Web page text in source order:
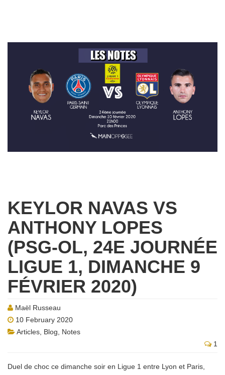
KEYLOR NAVAS VS
ANTHONY LOPES
(PSG-OL, 24E JOURNÉE
LIGUE 1, DIMANCHE 9
FÉVRIER 2020)
Maël Russeau
10 February 2020
Articles Blog
Notes
1
Duel de choc ce dimanche soir en Ligue 1 entre Lyon et Paris,